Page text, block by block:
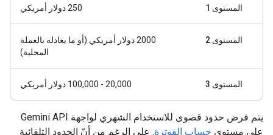
المستوى 1 ‫250 دولار أمريكي
المستوى 2
2000 دولار أمريكي (أو ما يعادله بالعملة
المحلية)
المستوى 3 ‫20,000 - 100,000 دولار أمريكي
يتم فرض حدود قصوى للاستخدام الشهري لواجهة Gemini API
على مستوى حساب الفوترة. على الرغم من أنّ الحدود التلقائية